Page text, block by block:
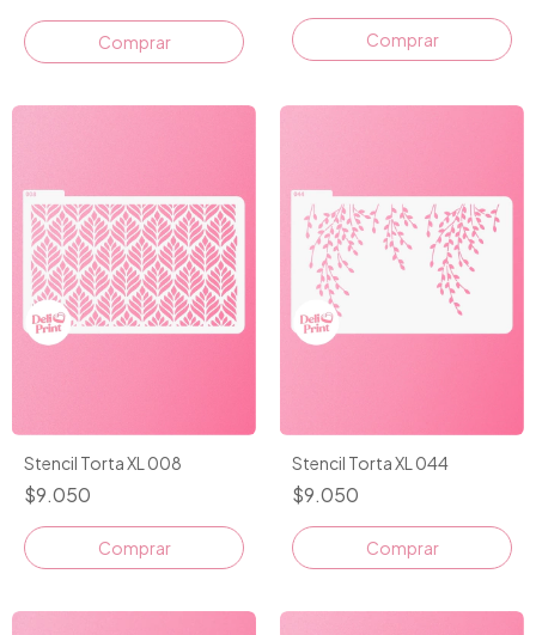
Stencil Torta XL 008
$9.050
Stencil Torta XL 044
$9.050